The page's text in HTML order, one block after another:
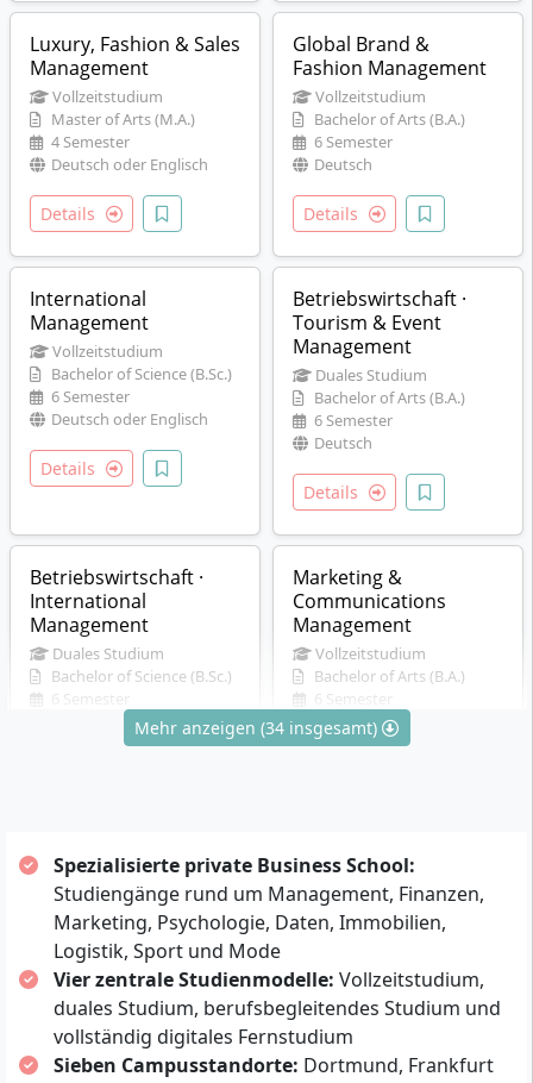
Spezialisierte private Business School:
Studiengänge rund um Management, Finanzen,
Marketing, Psychologie, Daten, Immobilien,
Logistik, Sport und Mode
Vier zentrale Studienmodelle: Vollzeitstudium,
duales Studium, berufsbegleitendes Studium und
vollständig digitales Fernstudium
Sieben Campusstandorte: Dortmund, Frankfurt
Luxury, Fashion & Sales
Management
Vollzeitstudium
Master of Arts (M.A.)
4 Semester
Deutsch oder Englisch
Details
Global Brand &
Fashion Management
Vollzeitstudium
Bachelor of Arts (B.A.)
6 Semester
Deutsch
Details
International
Management
Vollzeitstudium
Bachelor of Science (B.Sc.)
6 Semester
Deutsch oder Englisch
Details
Betriebswirtschaft ·
Tourism & Event
Management
Duales Studium
Bachelor of Arts (B.A.)
6 Semester
Deutsch
Details
Betriebswirtschaft ·
International
Management
Duales Studium
Bachelor of Science (B.Sc.)
6 Semester
4 Kommentare & Fragen
Marketing &
Communications
Management
Vollzeitstudium
Bachelor of Arts (B.A.)
6 Semester
Deutsch
Wirtschaftspsychologie
Vollzeitstudium
Bachelor of Science (B.Sc.)
6 Semester
Deutsch
Details
International Sports
Management
Vollzeitstudium
6 Semester
Deutsch
Details
Mehr anzeigen (34 insgesamt)